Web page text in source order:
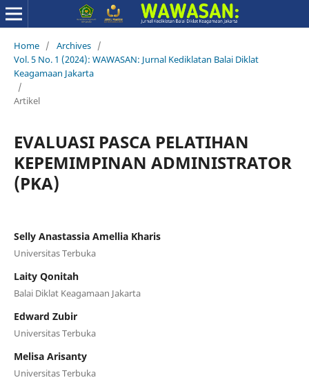
Home / Archives /
Vol. 5 No. 1 (2024): WAWASAN: Jurnal Kediklatan Balai Diklat
Keagamaan Jakarta
/
Artikel
EVALUASI PASCA PELATIHAN
KEPEMIMPINAN ADMINISTRATOR
(PKA)
Selly Anastassia Amellia Kharis
Universitas Terbuka
Laity Qonitah
Balai Diklat Keagamaan Jakarta
Edward Zubir
Universitas Terbuka
Melisa Arisanty
Universitas Terbuka